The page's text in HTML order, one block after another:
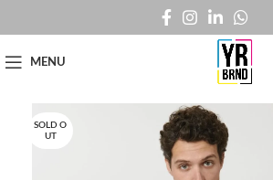
MENU
SOLD O
UT